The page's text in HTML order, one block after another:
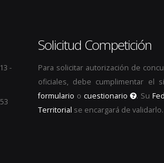
-
Solicitud Competición
Para solicitar autorización de
oficiales, debe cumplimentar el
formulario o cuestionario . Su
Territorial se encargará de validarlo.